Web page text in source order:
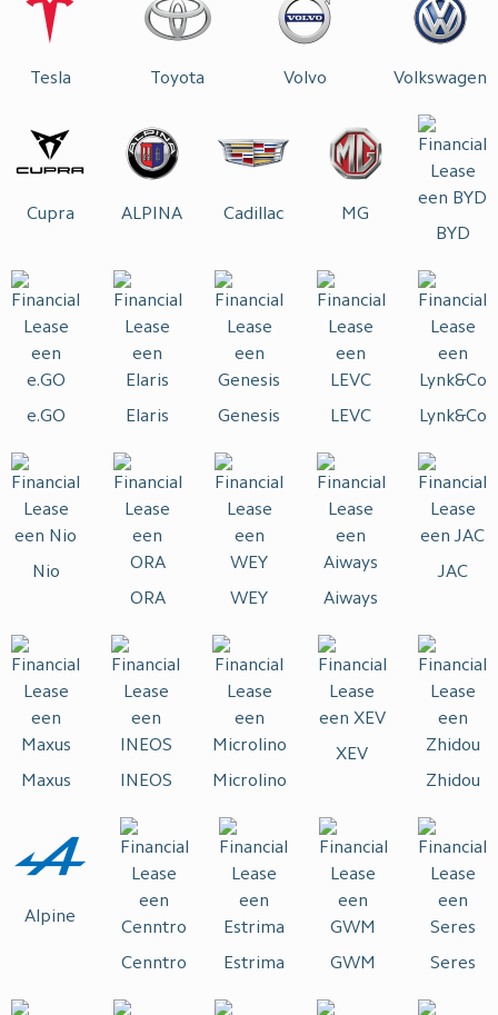
Tesla Toyota Volvo Volkswagen
Cupra ALPINA Cadillac
MG
BYD
e.GO Elaris Genesis LEVC Lynk&Co
Nio
ORA
WEY Aiways
JAC
Maxus INEOS Microlino
XEV
Zhidou
Alpine
Cenntro Estrima GWM Seres